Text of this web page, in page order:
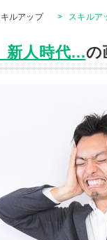
ルアップ > スキルア
新人時代...